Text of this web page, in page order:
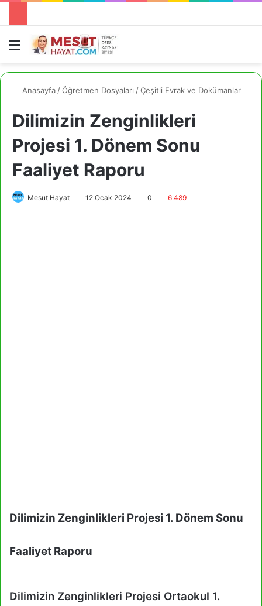
Menü
Anasayfa /Öğretmen Dosyaları /Çeşitli Evrak ve Dokümanlar
Dilimizin Zenginlikleri
Projesi 1. Dönem Sonu
Faaliyet Raporu
Mesut Hayat 12 Ocak 2024 0 6.489
Dilimizin Zenginlikleri Projesi 1. Dönem Sonu
Faaliyet Raporu
Dilimizin Zenginlikleri Projesi Ortaokul 1.